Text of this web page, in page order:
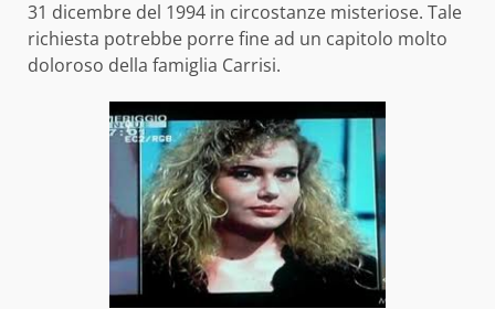
31 dicembre del 1994 in circostanze misteriose. Tale
richiesta potrebbe porre fine ad un capitolo molto
doloroso della famiglia Carrisi.